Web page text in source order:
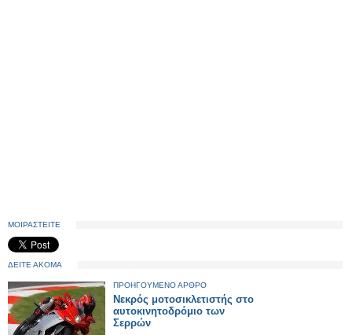
ΜΟΙΡΑΣΤΕΙΤΕ
ΔΕΙΤΕ ΑΚΟΜΑ
ΠΡΟΗΓΟΥΜΕΝΟ ΑΡΘΡΟ
Νεκρός μοτοσικλετιστής στο
αυτοκινητοδρόμιο των
Σερρών